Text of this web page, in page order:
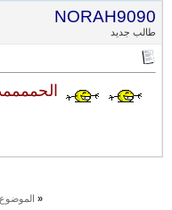
NORAH9090
طالب جديد
الموضوع